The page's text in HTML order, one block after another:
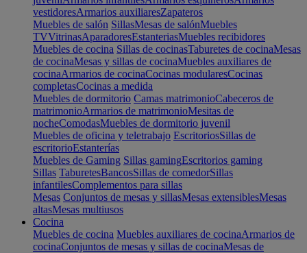
vestidoresArmarios auxiliaresZapateros
Muebles de salón SillasMesas de salónMuebles
TVVitrinasAparadoresEstanteriasMuebles recibidores
Muebles de cocina Sillas de cocinasTaburetes de cocinaMesas
de cocinaMesas y sillas de cocinaMuebles auxiliares de
cocinaArmarios de cocinaCocinas modularesCocinas
completasCocinas a medida
Muebles de dormitorio Camas matrimonioCabeceros de
matrimonioArmarios de matrimonioMesitas de
nocheComodasMuebles de dormitorio juvenil
Muebles de oficina y teletrabajo EscritoriosSillas de
escritorioEstanterías
Muebles de Gaming Sillas gamingEscritorios gaming
Sillas TaburetesBancosSillas de comedorSillas
infantilesComplementos para sillas
Mesas Conjuntos de mesas y sillasMesas extensiblesMesas
altasMesas multiusos
Cocina
Muebles de cocina Muebles auxiliares de cocinaArmarios de
cocinaConjuntos de mesas y sillas de cocinaMesas de